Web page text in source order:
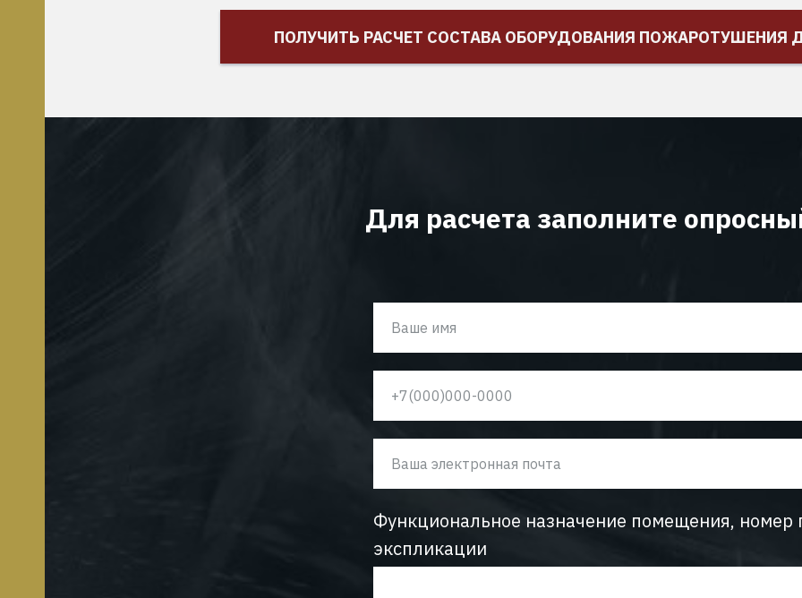
ПОЛУЧИТЬ РАСЧЕТ СОСТАВА ОБОРУДОВАНИЯ ПОЖАРОТУШЕНИЯ
Для расчета заполните
Функциональное назначение помещения, номер
экспликации